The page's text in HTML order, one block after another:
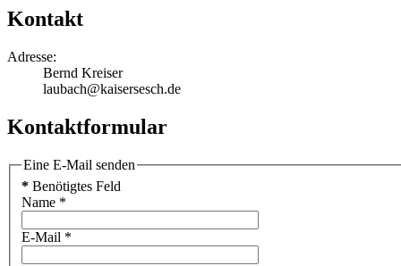
Kontakt
Adresse:
Bernd Kreiser
laubach@kaisersesch.de
Kontaktformular
Eine E-Mail senden
* Benötigtes Feld
Name *
E-Mail *